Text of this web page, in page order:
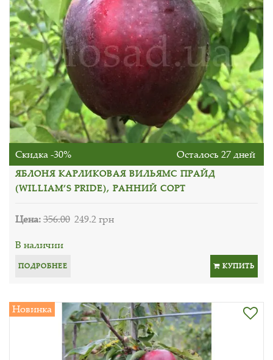
Скидка -30% Осталось 27 дней
ЯБЛОНЯ КАРЛИКОВАЯ ВИЛЬЯМС ПРАЙД
(WILLIAM’S PRIDE), РАННИЙ СОРТ
Цена:356.00 249.2 грн
В наличии
ПОДРОБНЕЕ КУПИТЬ
Новинка